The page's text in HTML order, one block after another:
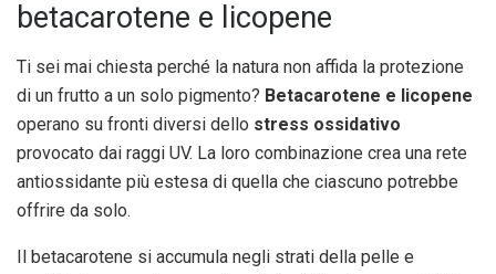
betacarotene e licopene
Ti sei mai chiesta perché la natura non affida la protezione
di un frutto a un solo pigmento? Betacarotene e licopene
operano su fronti diversi dello stress ossidativo
provocato dai raggi UV. La loro combinazione crea una rete
antiossidante più estesa di quella che ciascuno potrebbe
offrire da solo.
Il betacarotene si accumula negli strati della pelle e